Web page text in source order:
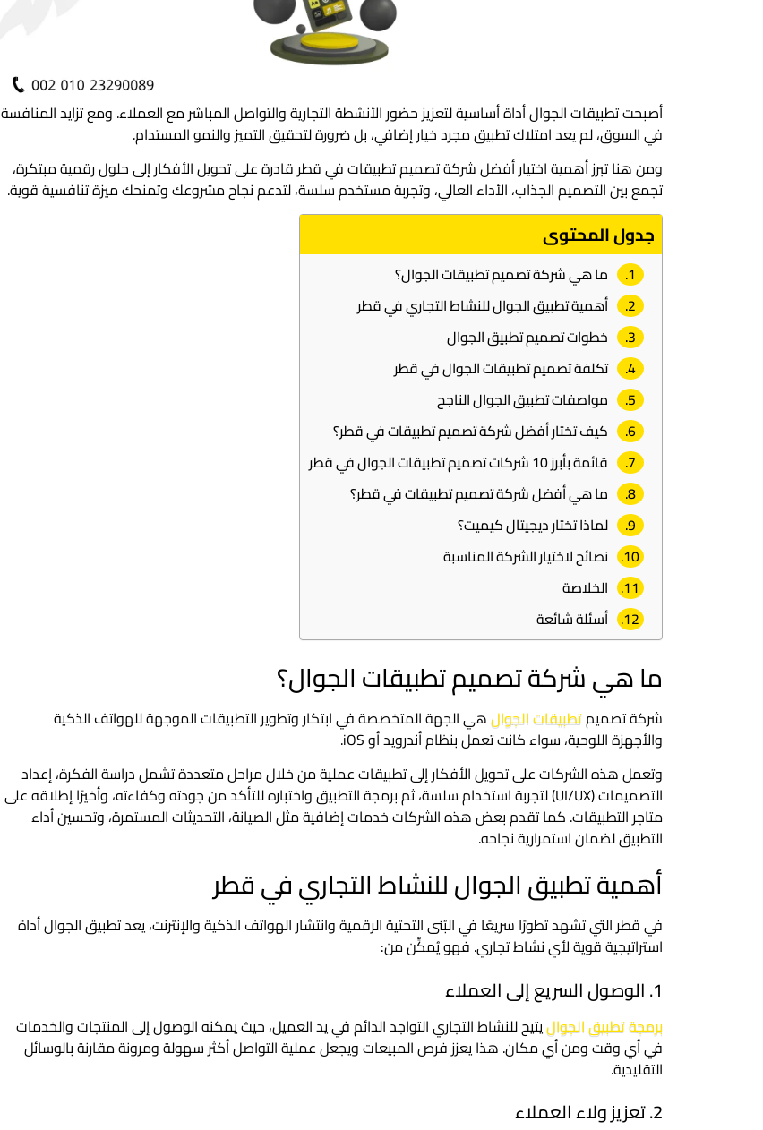
أصبحت تطبيقات الجوال أداة أساسية لتعزيز حضور الأنشطة التجارية والتواصل المباشر مع العملاء. ومع تزايد المنافسة
في السوق، لم يعد امتلاك تطبيق مجرد خيار إضافي، بل ضرورة لتحقيق التميز والنمو المستدام.
ومن هنا تبرز أهمية اختيار أفضل شركة تصميم تطبيقات في قطر قادرة على تحويل الأفكار إلى حلول رقمية مبتكرة،
تجمع بين التصميم الجذاب، الأداء العالي، وتجربة مستخدم سلسة، لتدعم نجاح مشروعك وتمنحك ميزة تنافسية قوية.
جدول المحتوى
ما هي شركة تصميم تطبيقات الجوال؟
أهمية تطبيق الجوال للنشاط التجاري في قطر
خطوات تصميم تطبيق الجوال
تكلفة تصميم تطبيقات الجوال في قطر
مواصفات تطبيق الجوال الناجح
كيف تختار أفضل شركة تصميم تطبيقات في قطر؟
قائمة بأبرز 10 شركات تصميم تطبيقات الجوال في قطر
ما هي أفضل شركة تصميم تطبيقات في قطر؟
لماذا تختار ديجيتال كيميت؟
نصائح لاختيار الشركة المناسبة
الخلاصة
أسئلة شائعة
ما هي شركة تصميم تطبيقات الجوال؟
شركة تصميمتطبيقات الجوالهي الجهة المتخصصة في ابتكار وتطوير التطبيقات الموجهة للهواتف الذكية
والأجهزة اللوحية، سواء كانت تعمل بنظام أندرويد أو iOS.
وتعمل هذه الشركات على تحويل الأفكار إلى تطبيقات عملية من خلال مراحل متعددة تشمل دراسة الفكرة، إعداد
التصميمات (UI/UX) لتجربة استخدام سلسة، ثم برمجة التطبيق واختباره للتأكد من جودته وكفاءته، وأخيرًا إطلاقه على
متاجر التطبيقات. كما تقدم بعض هذه الشركات خدمات إضافية مثل الصيانة، التحديثات المستمرة، وتحسين أداء
التطبيق لضمان استمرارية نجاحه.
أهمية تطبيق الجوال للنشاط التجاري في قطر
في قطر التي تشهد تطورًا سريعًا في البُنى التحتية الرقمية وانتشار الهواتف الذكية والإنترنت، يعد تطبيق الجوال أداة
استراتيجية قوية لأي نشاط تجاري. فهو يُمكِّن من:
1. الوصول السريع إلى العملاء
برمجة تطبيق الجواليتيح للنشاط التجاري التواجد الدائم في يد العميل، حيث يمكنه الوصول إلى المنتجات والخدمات
في أي وقت ومن أي مكان. هذا يعزز فرص المبيعات ويجعل عملية التواصل أكثر سهولة ومرونة مقارنة بالوسائل
التقليدية.
2. تعزيز ولاء العملاء